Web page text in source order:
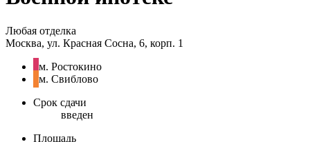
Любая отделка
Москва, ул. Красная Сосна, 6, корп. 1
м. Ростокино
м. Свиблово
Срок сдачи
введен
Площадь